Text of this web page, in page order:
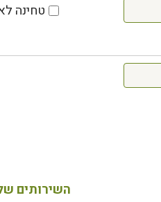
טחינה
השירותים